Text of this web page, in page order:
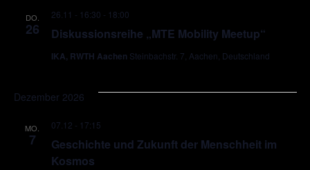
DO.
26 Diskussionsreihe „MTE Mobility Meetup“
26.11 - 16:30 - 18:00
IKA, RWTH Aachen Steinbachstr. 7, Aachen, Deutschland
Dezember 2026
MO.
7
Geschichte und Zukunft der Menschheit im
Kosmos
07.12 - 17:15